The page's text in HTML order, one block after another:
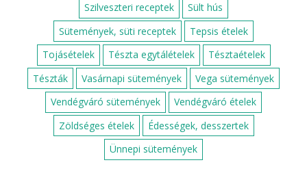
Szilveszteri receptek
Sült hús
Sütemények, süti receptek
Tepsis ételek
Tojásételek
Tészta egytálételek
Tésztaételek
Tészták
Vasárnapi sütemények
Vega sütemények
Vendégváró sütemények
Vendégváró ételek
Zöldséges ételek
Édességek, desszertek
Ünnepi sütemények